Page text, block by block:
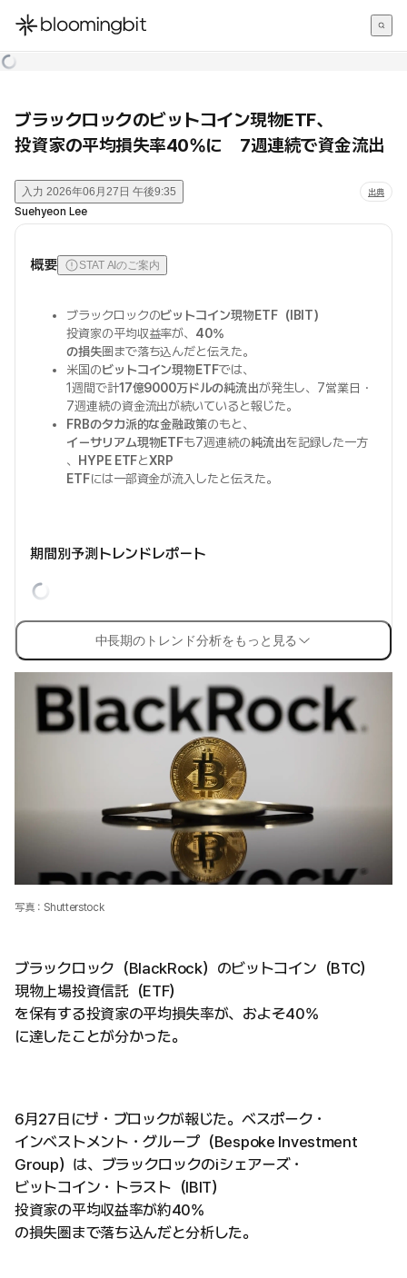
한국어
ブラックロックのビットコイン現物ETF、
投資家の平均損失率40%に 7週連続で資金流出
入力 2026年06月27日 午後9:35 出典
Suehyeon Lee
概要 STAT AIのご案内
ブラックロックのビットコイン現物ETF（IBIT）
投資家の平均収益率が、 40%
の損失圏まで落ち込んだと伝えた。
米国のビットコイン現物ETFでは、
1週間で計17億9000万ドルの純流出が発生し、7営業日・
7週連続の資金流出が続いていると報じた。
FRBのタカ派的な金融政策のもと、
イーサリアム現物ETFも7週連続の純流出を記録した一方
、
HYPE ETFとXRP
ETFには一部資金が流入したと伝えた。
期間別予測トレンドレポート
中長期のトレンド分析をもっと見る
写真：Shutterstock
ブラックロック（BlackRock）のビットコイン（BTC）
現物上場投資信託（ETF）
を保有する投資家の平均損失率が、およそ40%
に達したことが分かった。
6月27日にザ・ブロックが報じた。ベスポーク・
インベストメント・グループ（Bespoke Investment
Group）は、ブラックロックのiシェアーズ・
ビットコイン・トラスト（IBIT）
投資家の平均収益率が約40%
の損失圏まで落ち込んだと分析した。